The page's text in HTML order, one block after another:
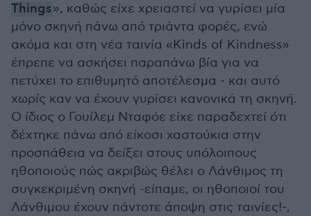
Things», καθώς είχε χρειαστεί να γυρίσει μία
μόνο σκηνή πάνω από τριάντα φορές, ενώ
ακόμα και στη νέα ταινία «Kinds of Kindness»
έπρεπε να ασκήσει παραπάνω βία για να
πετύχει το επιθυμητό αποτέλεσμα - και αυτό
χωρίς καν να έχουν γυρίσει κανονικά τη σκηνή.
Ο ίδιος ο Γουίλεμ Νταφόε είχε παραδεχτεί ότι
δέχτηκε πάνω από είκοσι χαστούκια στην
προσπάθεια να δείξει στους υπόλοιπους
ηθοποιούς πώς ακριβώς θέλει ο Λάνθιμος τη
συγκεκριμένη σκηνή -είπαμε, οι ηθοποιοί του
Λάνθιμου έχουν πάντοτε άποψη στις ταινίες!-,